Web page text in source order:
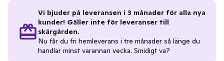
Vi bjuder på leveransen i 3 månader för alla nya
kunder! Gäller inte för leveranser till
skärgården.
Nu får du fri hemleverans i tre månader så länge du
handlar minst varannan vecka. Smidigt va?